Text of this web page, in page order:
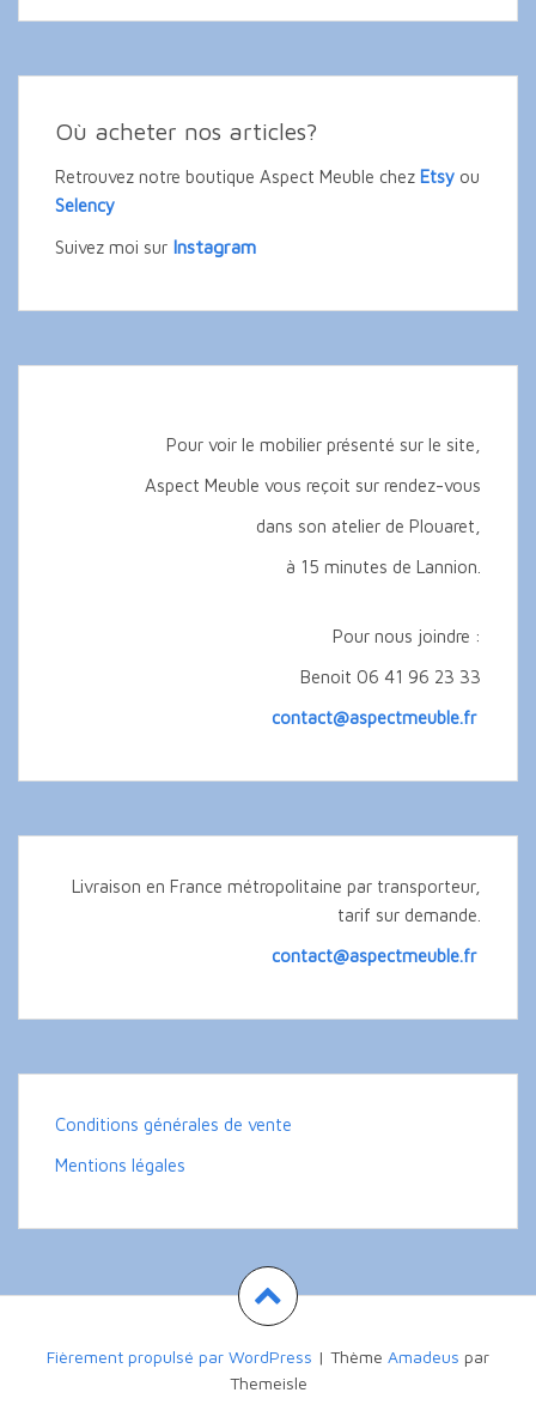
Où acheter nos articles?
Retrouvez notre boutique Aspect Meuble chez Etsy ou
Selency
Suivez moi sur Instagram
Pour voir le mobilier présenté sur le site,
Aspect Meuble vous reçoit sur rendez-vous
dans son atelier de Plouaret,
à 15 minutes de Lannion.
Pour nous joindre :
Benoit 06 41 96 23 33
contact@aspectmeuble.fr
Livraison en France métropolitaine par transporteur,
tarif sur demande.
contact@aspectmeuble.fr
Conditions générales de vente
Mentions légales
Fièrement propulsé par WordPress | Thème Amadeus par
Themeisle